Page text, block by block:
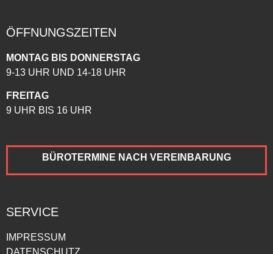
ÖFFNUNGSZEITEN
MONTAG BIS DONNERSTAG
9-13 UHR UND 14-18 UHR
FREITAG
9 UHR BIS 16 UHR
BÜROTERMINE NACH VEREINBARUNG
SERVICE
IMPRESSUM
DATENSCHUTZ